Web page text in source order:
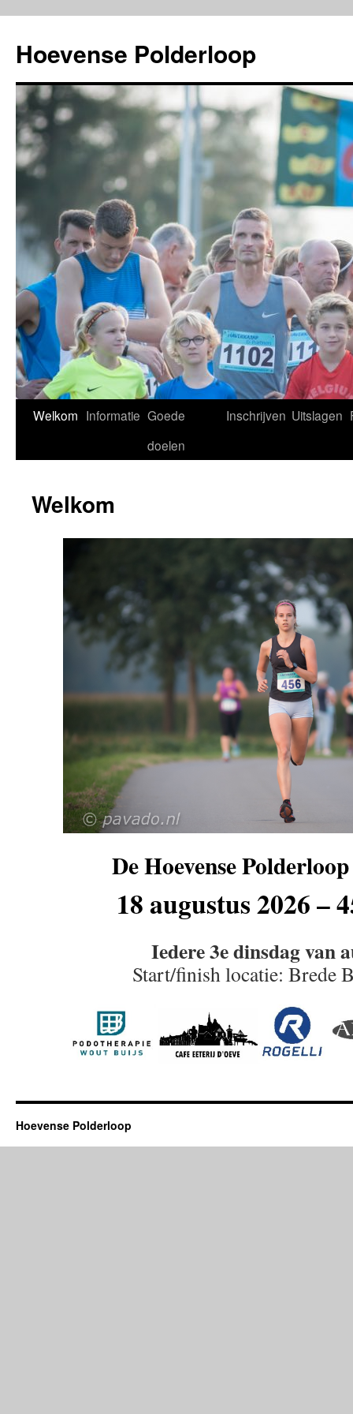
de
inhoud
Hoevense Polderloop
Welkom Informatie Goede
doelen
Inschrijven Uitslagen
Welkom
De Hoevense
18 augustus 2026 –
Iedere 3e dinsdag van
Start/finish locatie: Brede
Hoevense Polderloop